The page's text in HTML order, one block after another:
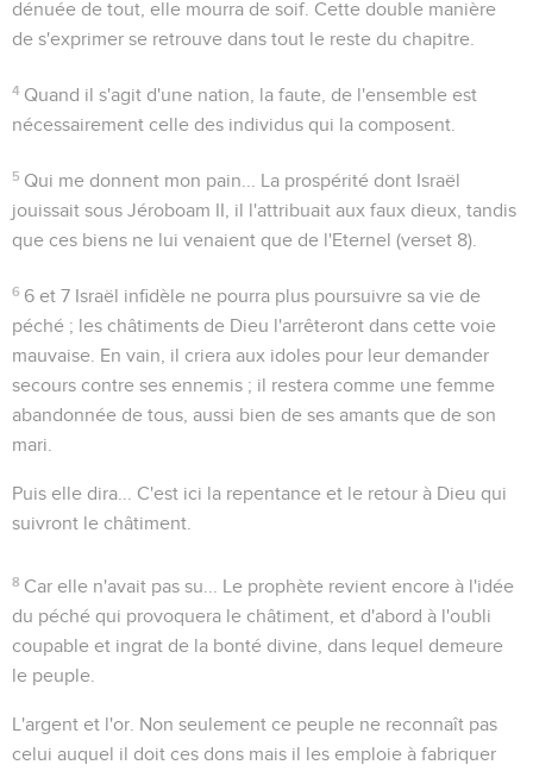
dénuée de tout, elle mourra de soif. Cette double manière
de s'exprimer se retrouve dans tout le reste du chapitre.
4 Quand il s'agit d'une nation, la faute, de l'ensemble est
nécessairement celle des individus qui la composent.
5 Qui me donnent mon pain...
La prospérité dont Israël
jouissait sous Jéroboam II, il l'attribuait aux faux dieux, tandis
que ces biens ne lui venaient que de l'Eternel (verset 8).
6 6 et 7 Israël infidèle ne pourra plus poursuivre sa vie de
péché ; les châtiments de Dieu l'arrêteront dans cette voie
mauvaise. En vain, il criera aux idoles pour leur demander
secours contre ses ennemis ; il restera comme une femme
abandonnée de tous, aussi bien de ses amants que de son
mari.
Puis elle dira...
C'est ici la repentance et le retour à Dieu qui
suivront le châtiment.
8 Car elle n'avait pas su...
Le prophète revient encore à l'idée
du péché qui provoquera le châtiment, et d'abord à l'oubli
coupable et ingrat de la bonté divine, dans lequel demeure
le peuple.
L'argent et l'or . Non seulement ce peuple ne reconnaît pas
celui auquel il doit ces dons mais il les emploie à fabriquer